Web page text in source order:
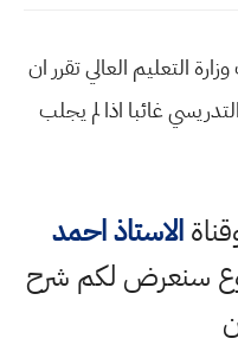
التعليم العالي تقرر ان
غائبا اذا لم يجلب
الاستاذ احمد
سنعرض لكم شرح